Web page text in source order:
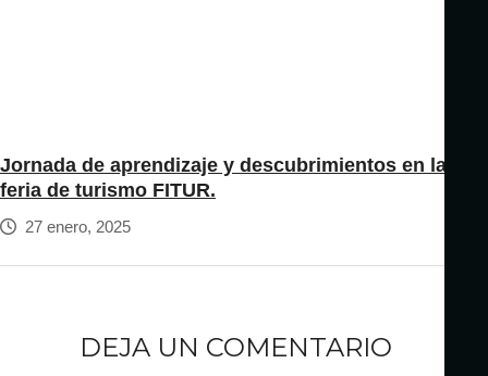
Jornada de aprendizaje y descubrimientos en la
feria de turismo FITUR.
27 enero, 2025
DEJA UN COMENTARIO